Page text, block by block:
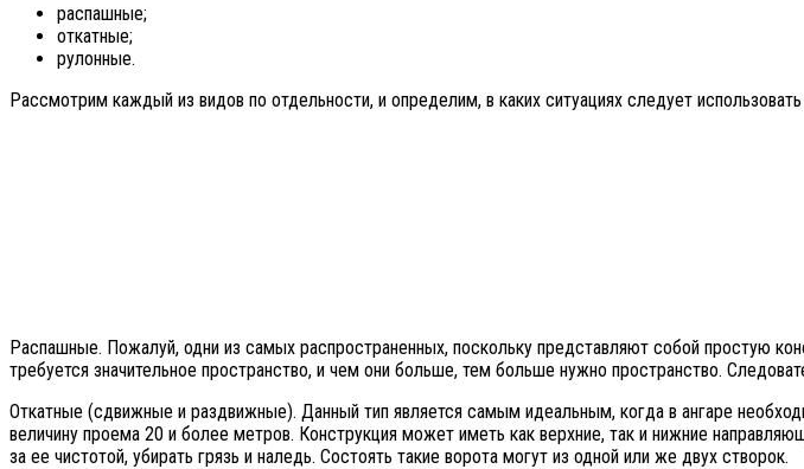
распашные;
откатные;
рулонные.
Рассмотрим каждый из видов по отдельности, и определим, в каких ситуациях следует
Распашные. Пожалуй, одни из самых распространенных, поскольку представляют собой простую
требуется значительное пространство, и чем они больше, тем больше нужно пространство.
Откатные (сдвижные и раздвижные). Данный тип является самым идеальным, когда в ангаре
величину проема 20 и более метров. Конструкция может иметь как верхние, так и нижние
за ее чистотой, убирать грязь и наледь. Состоять такие ворота могут из одной или же двух створок.